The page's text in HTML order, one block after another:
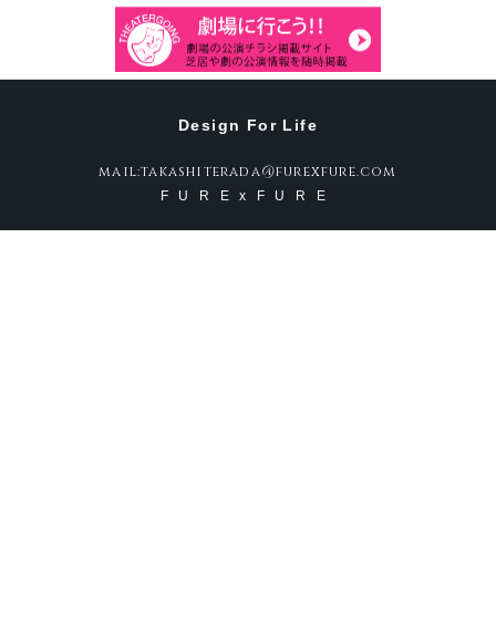
Design For Life
mail:takashiterada@furexfure.com
FURExFURE